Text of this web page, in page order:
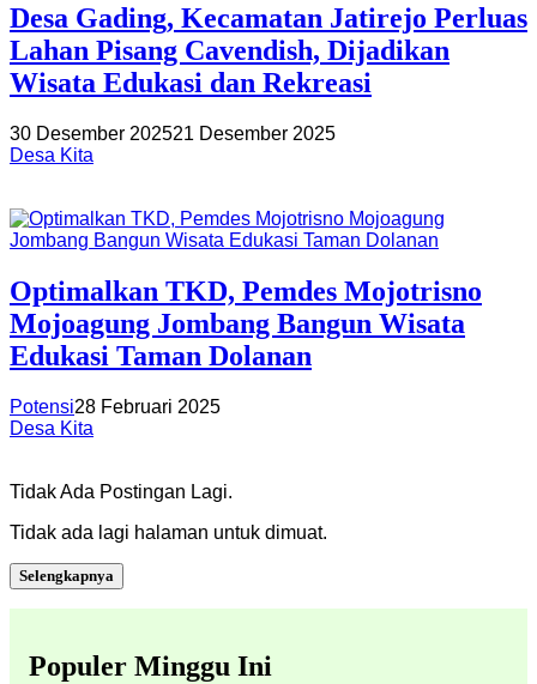
Desa Gading, Kecamatan Jatirejo Perluas
Lahan Pisang Cavendish, Dijadikan
Wisata Edukasi dan Rekreasi
30 Desember 202521 Desember 2025
Desa Kita
Optimalkan TKD, Pemdes Mojotrisno
Mojoagung Jombang Bangun Wisata
Edukasi Taman Dolanan
Potensi28 Februari 2025
Desa Kita
Tidak Ada Postingan Lagi.
Tidak ada lagi halaman untuk dimuat.
Selengkapnya
Populer Minggu Ini